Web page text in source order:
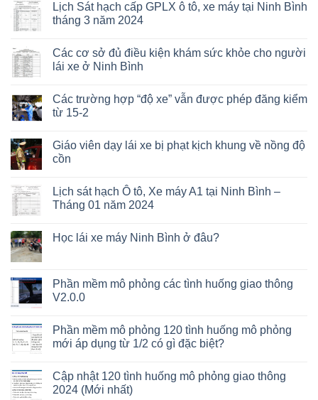
Lịch Sát hạch cấp GPLX ô tô, xe máy tại Ninh Bình
tháng 3 năm 2024
Các cơ sở đủ điều kiện khám sức khỏe cho người
lái xe ở Ninh Bình
Các trường hợp “độ xe” vẫn được phép đăng kiểm
từ 15-2
Giáo viên dạy lái xe bị phạt kịch khung về nồng độ
cồn
Lịch sát hạch Ô tô, Xe máy A1 tại Ninh Bình –
Tháng 01 năm 2024
Học lái xe máy Ninh Bình ở đâu?
Phần mềm mô phỏng các tình huống giao thông
V2.0.0
Phần mềm mô phỏng 120 tình huống mô phỏng
mới áp dụng từ 1/2 có gì đặc biệt?
Cập nhật 120 tình huống mô phỏng giao thông
2024 (Mới nhất)